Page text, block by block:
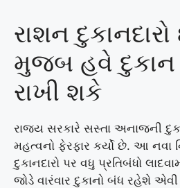
રાશન
મુજબ હવે દુકાન
રાખી શકે
રાજ્ય સરકારે સસ્તા અનાજની
મહત્વનો ફેરફાર કર્યો છે. આ નવા
દુકાનદારો પર વધુ પ્રતિબંધો
જોડે વારંવાર દુકાનો બંધ રહેશે